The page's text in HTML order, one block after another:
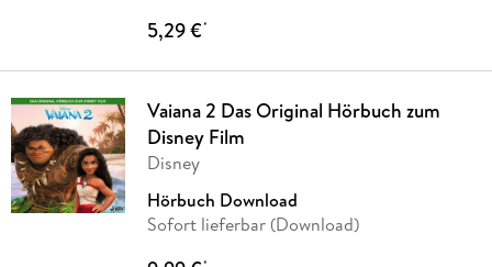
5,29 €*
Vaiana 2 Das Original Hörbuch zum
Disney Film
Disney
Hörbuch Download
Sofort lieferbar (Download)